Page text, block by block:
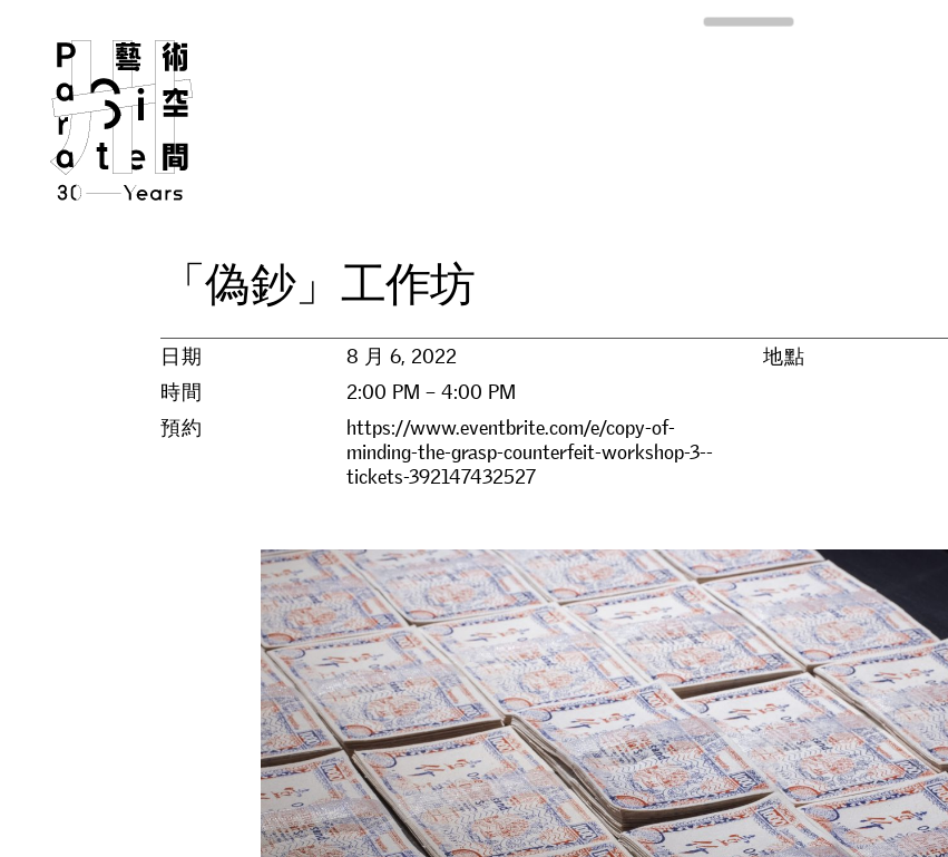
「偽鈔」 工作坊
日期
8 月 6, 2022
時間
2:00 PM – 4:00 PM
預約
https://www.eventbrite.com/e/copy-of-
minding-the-grasp-counterfeit-workshop-3--
tickets-392147432527
地點